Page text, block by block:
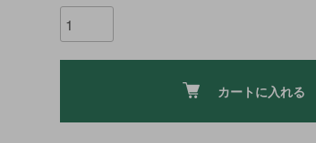
カートに入れる